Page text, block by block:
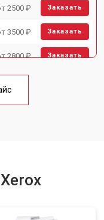
2500 ₽ Заказать
3500 ₽ Заказать
2800 ₽ Заказать
3500 ₽